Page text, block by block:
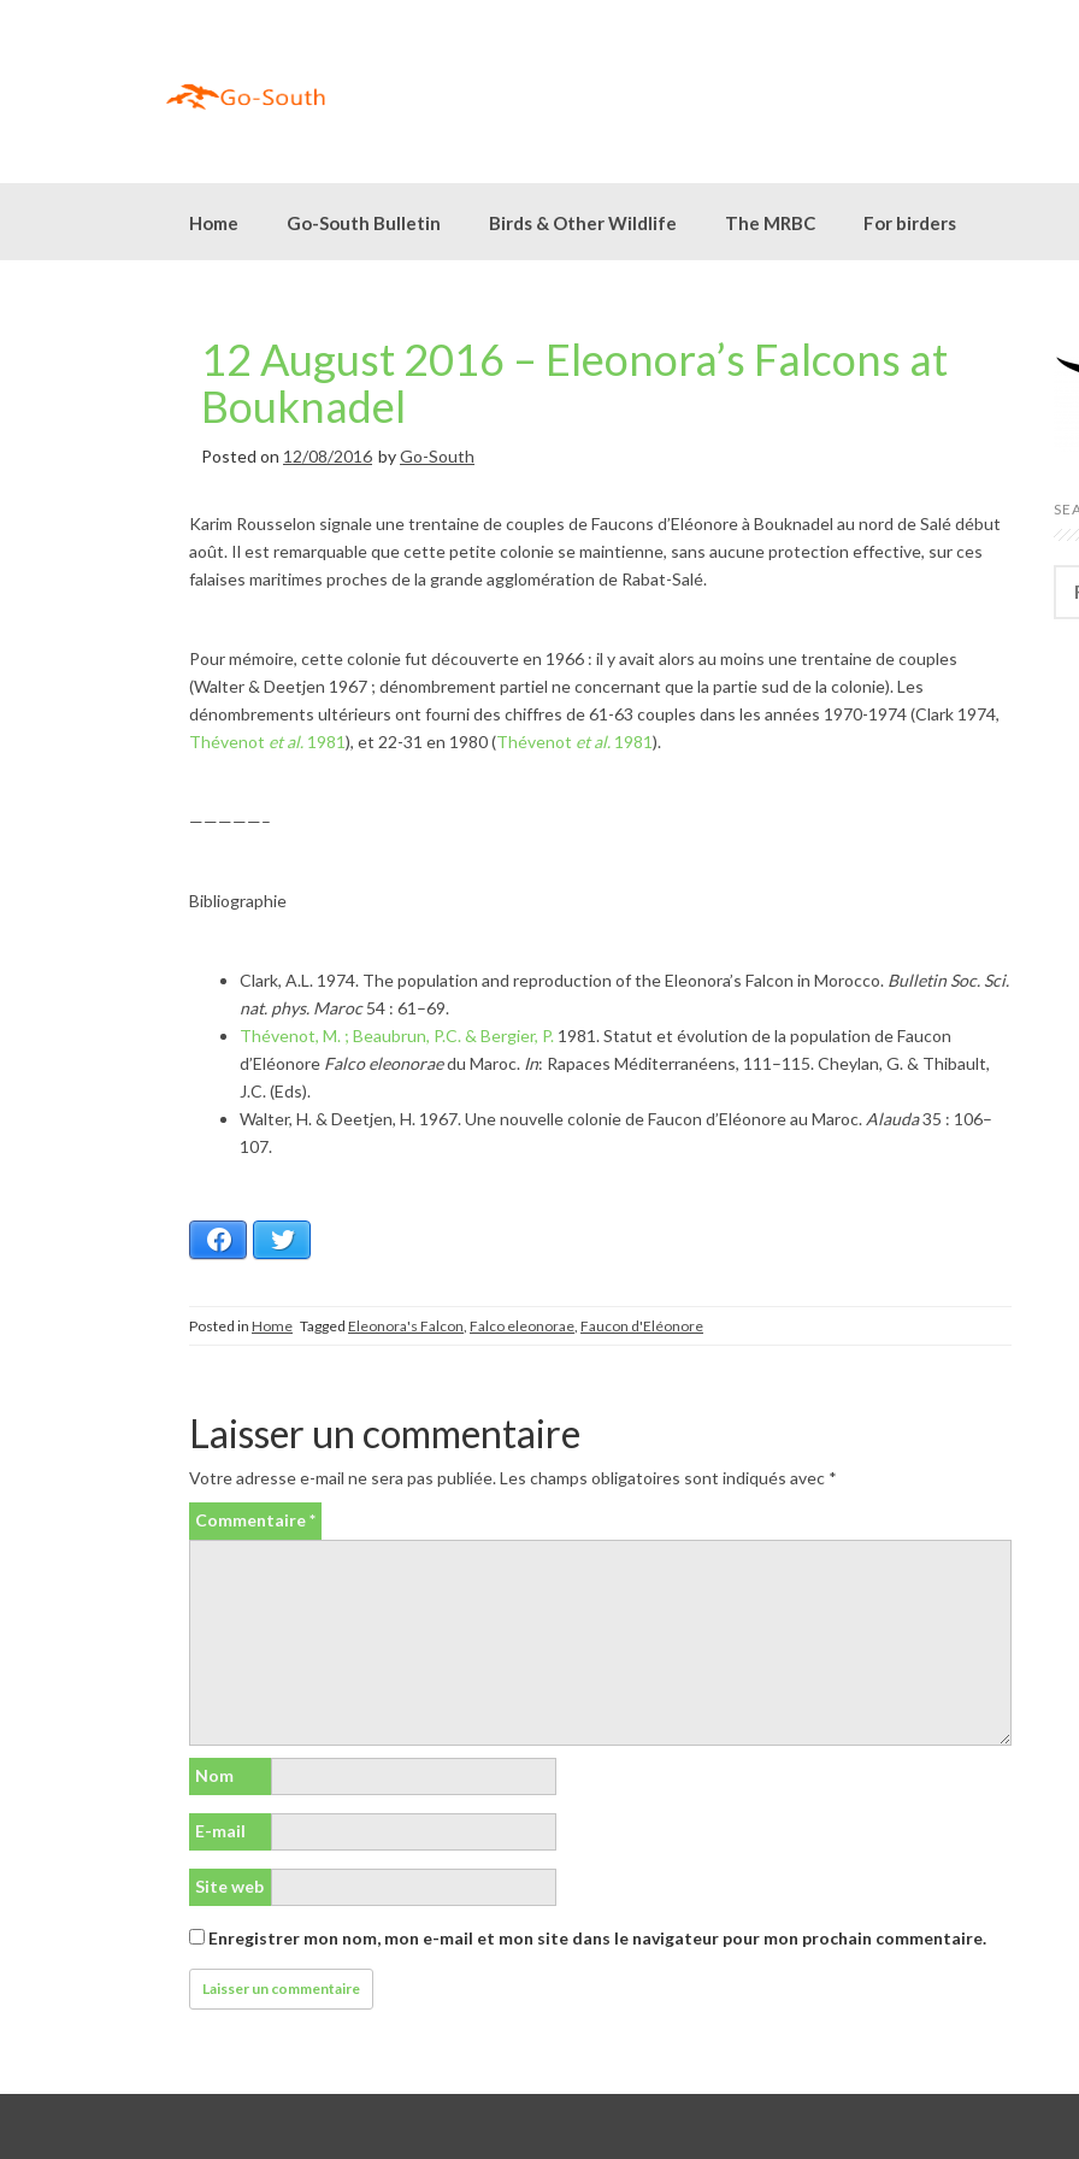
Home Go-South Bulletin Birds & Other Wildlife The MRBC For birders
12 August 2016 – Eleonora’s Falcons at
Bouknadel
Posted on 12/08/2016 byGo-South
Karim Rousselon signale une trentaine de couples de Faucons d’Eléonore à Bouknadel au nord de Salé début
août. Il est remarquable que cette petite colonie se maintienne, sans aucune protection effective, sur ces
falaises maritimes proches de la grande agglomération de Rabat-Salé.
Pour mémoire, cette colonie fut découverte en 1966 : il y avait alors au moins une trentaine de couples
(Walter & Deetjen 1967 ; dénombrement partiel ne concernant que la partie sud de la colonie). Les
dénombrements ultérieurs ont fourni des chiffres de 61-63 couples dans les années 1970-1974 (Clark 1974,
Thévenot et al. 1981), et 22-31 en 1980 (Thévenot et al. 1981).
—————–
Bibliographie
Clark, A.L. 1974. The population and reproduction of the Eleonora’s Falcon in Morocco. Bulletin Soc. Sci.
nat. phys. Maroc54 : 61–69.
Thévenot, M. ; Beaubrun, P.C. & Bergier, P. 1981. Statut et évolution de la population de Faucon
d’Eléonore Falco eleonoraedu Maroc. In: Rapaces Méditerranéens, 111–115. Cheylan, G. & Thibault,
J.C. (Eds).
Walter, H. & Deetjen, H. 1967. Une nouvelle colonie de Faucon d’Eléonore au Maroc. Alauda35 : 106–
107.
Facebook
Posted in Home Tagged Eleonora's Falcon Falco eleonorae Faucon d'Eléonore
Laisser un commentaire
Votre adresse e-mail ne sera pas publiée.Les champs obligatoires sont indiqués avec *
Commentaire*
Nom
E-mail
Site web
Enregistrer mon nom, mon e-mail et mon site dans le navigateur pour mon prochain commentaire.